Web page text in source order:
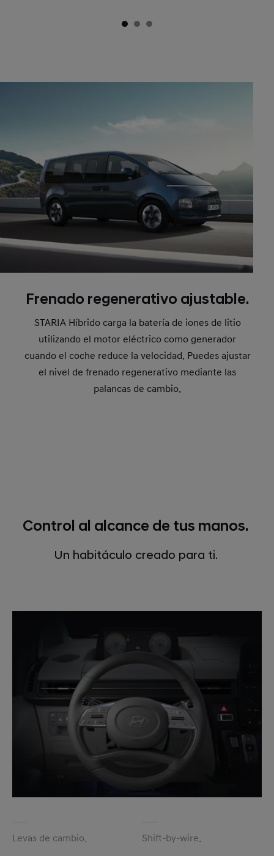
Frenado regenerativo ajustable.
STARIA Híbrido carga la batería de iones de litio
utilizando el motor eléctrico como generador
cuando el coche reduce la velocidad. Puedes ajustar
el nivel de frenado regenerativo mediante las
palancas de cambio.
Control al alcance de tus manos.
Un habitáculo creado para ti.
Levas de cambio. Shift-by-wire.